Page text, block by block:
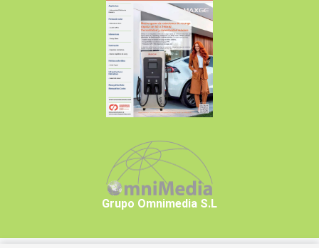
Grupo Omnimedia S.L